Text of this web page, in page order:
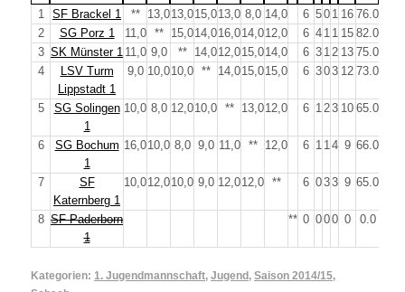
1 SF Brackel 1 ** 13,013,015,013,0 8,0 14,0 6 50 1 16 76.0
2
SG Porz 1 11,0 ** 15,014,016,014,012,0 6 4 1 1 15 82.0
3 SK Münster 1 11,0 9,0 ** 14,012,015,014,0 6 3 12 13 75.0
4
LSV Turm
Lippstadt 1
9,0 10,010,0 ** 14,015,015,0 6 303 12 73.0
5
SG Solingen
1
10,0 8,0 12,010,0 ** 13,012,0 6 123 10 65.0
6
SG Bochum
1
16,010,0 8,0 9,0 11,0 ** 12,0 6 1 14 9 66.0
7
SF
Katernberg 1
10,012,010,0 9,0 12,012,0 ** 6 033 9 65.0
8 SF Paderborn
1
** 0 000 0 0.0
Kategorien: 1. Jugendmannschaft, Jugend , Saison 2014/15,